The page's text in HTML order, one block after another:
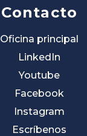
Contacto
Oficina principal
LinkedIn
Youtube
Facebook
Instagram
Escríbenos